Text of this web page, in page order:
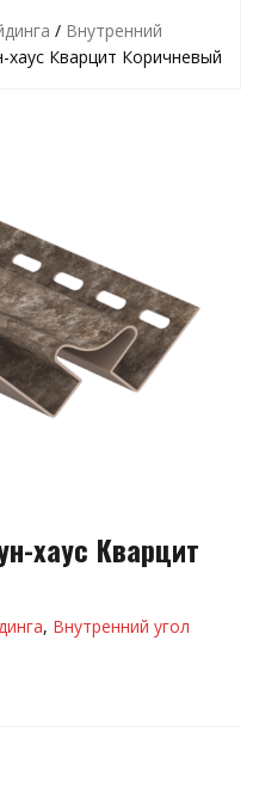
/ Внутренний
хаус Кварцит Коричневый
хаус Кварцит
, Внутренний угол